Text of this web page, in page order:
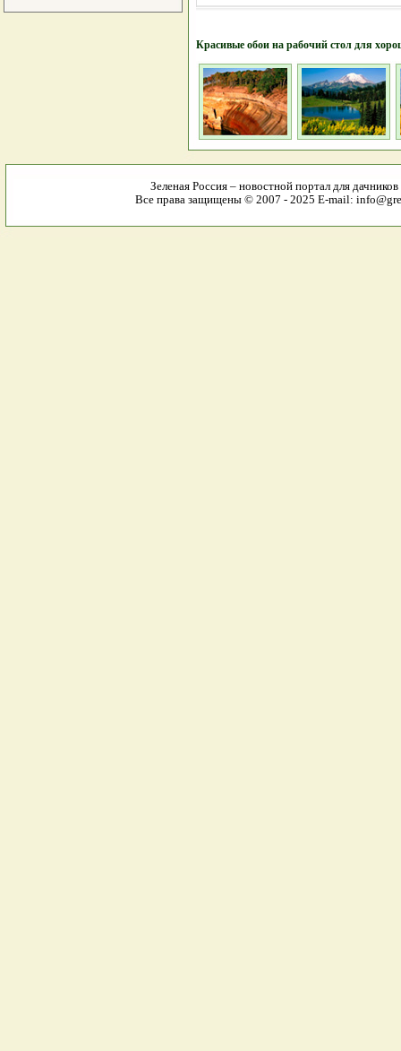
Красивые обои на рабочий стол для
Зеленая Россия – новостной портал для
Все права защищены © 2007 - 2025 E-mail: